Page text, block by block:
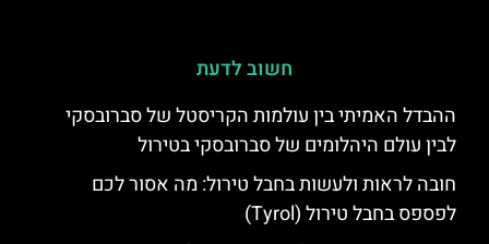
חשוב לדעת
ההבדל האמיתי בין עולמות הקריסטל של סברובסקי
לבין עולם היהלומים של סברובסקי בטירול
חובה לראות ולעשות בחבל טירול: מה אסור לכם
לפספס בחבל טירול (Tyrol)